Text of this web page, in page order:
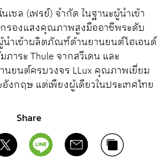
ซล (เฟรย์) จำกัด ในฐานะผู้นำเข้า
รองแสงคุณภาพสูงมืออาชีพระดับ
นำเข้าผลิตภัณฑ์ด้านยานยนต์ไฮเอนด์
าระ Thule จากสวีเดน และ
ยนต์ครบวงจร LLux คุณภาพเยี่ยม
งกฤษ แต่เพียงผู้เดียวในประเทศไทย
Share